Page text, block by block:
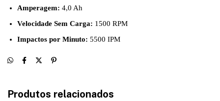
Amperagem: 4,0 Ah
Velocidade Sem Carga: 1500 RPM
Impactos por Minuto: 5500 IPM
Produtos relacionados